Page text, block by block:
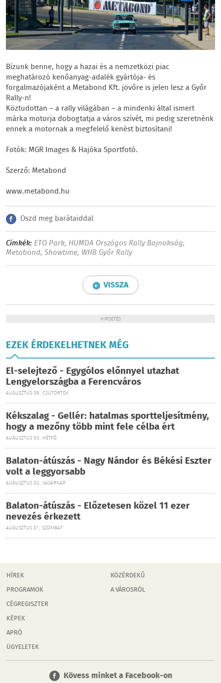
Bízunk benne, hogy a hazai és a nemzetközi piac
meghatározó kenőanyag-adalék gyártója- és
forgalmazójaként a Metabond Kft. jövőre is jelen lesz a Győr
Rally-n!
Köztudottan – a rally világában – a mindenki által ismert
márka motorja dobogtatja a város szívét, mi pedig szeretnénk
ennek a motornak a megfelelő kenést biztosítani!
Fotók: MGR Images & Hajóka Sportfotó.
Szerző: Metabond
www.metabond.hu
Oszd meg barátaiddal
Címkék: ETO Park, HUMDA Országos Rally Bajnokság,
Metabond, Showtime, WHB Győr Rally
VISSZA
HIRDETÉS
EZEK ÉRDEKELHETNEK MÉG
El-selejtező - Egygólos előnnyel utazhat
Lengyelországba a Ferencváros
AUGUSZTUS 06., CSÜTÖRTÖK
Kékszalag - Gellér: hatalmas sportteljesítmény,
hogy a mezőny több mint fele célba ért
AUGUSZTUS 03., HÉTFŐ
Balaton-átúszás - Nagy Nándor és Békési Eszter
volt a leggyorsabb
AUGUSZTUS 02., VASÁRNAP
Balaton-átúszás - Előzetesen közel 11 ezer
nevezés érkezett
AUGUSZTUS 01., SZOMBAT
HÍREK
PROGRAMOK
CÉGREGISZTER
KÉPEK
APRÓ
ÜGYELETEK
KÖZÉRDEKŰ
A VÁROSRÓL
Kövess minket a Facebook-on